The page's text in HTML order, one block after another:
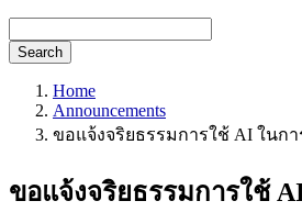
Search
Home
Announcements
ขอแจ้งจริยธรรมการใช้ AI ในก
ขอแจ้งจริยธรรมการใช้